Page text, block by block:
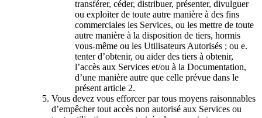
transférer, céder, distribuer, présenter, divulguer
ou exploiter de toute autre manière à des fins
commerciales les Services, ou les mettre de toute
autre manière à la disposition de tiers, hormis
vous-même ou les Utilisateurs Autorisés ; ou e.
tenter d’obtenir, ou aider des tiers à obtenir,
l’accès aux Services et/ou à la Documentation,
d’une manière autre que celle prévue dans le
présent article 2.
Vous devez vous efforcer par tous moyens raisonnables
d’empêcher tout accès non autorisé aux Services ou